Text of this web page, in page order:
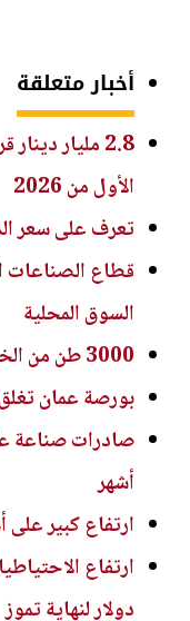
أخبار متعلقة
2.8 مليار
الأول من 2026
تعرف على سعر
السوق المحلية
3000 طن من الخضار ترد السوق المركزي
بورصة عمان
أشهر
ارتفاع كبير
دولار لنهاية تموز